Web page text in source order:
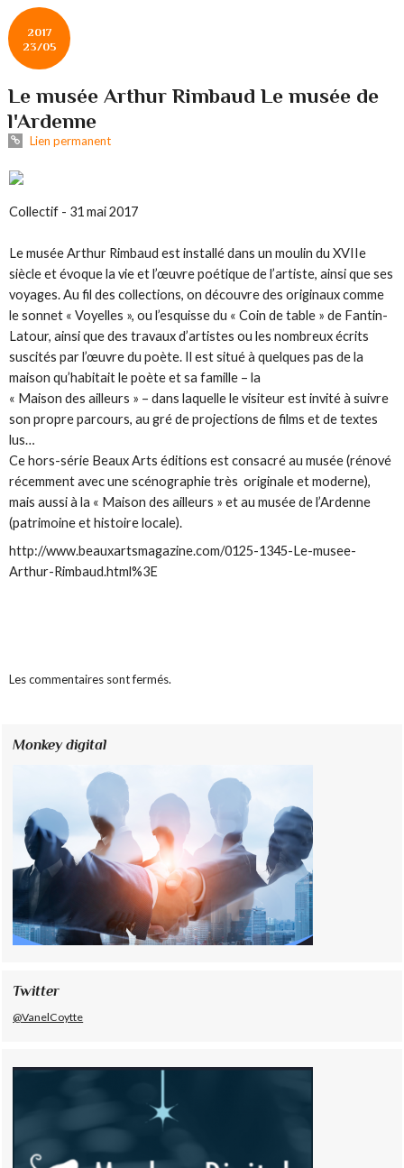
2017
23/05
Le musée Arthur Rimbaud Le musée de
l'Ardenne
Lien permanent
Collectif - 31 mai 2017
Le musée Arthur Rimbaud est installé dans un moulin du XVIIe
siècle et évoque la vie et l’œuvre poétique de l’artiste, ainsi que ses
voyages. Au fil des collections, on découvre des originaux comme
le sonnet « Voyelles », ou l’esquisse du « Coin de table » de Fantin-
Latour, ainsi que des travaux d’artistes ou les nombreux écrits
suscités par l’œuvre du poète. Il est situé à quelques pas de la
maison qu’habitait le poète et sa famille – la
« Maison des ailleurs » – dans laquelle le visiteur est invité à suivre
son propre parcours, au gré de projections de films et de textes
lus…
Ce hors-série Beaux Arts éditions est consacré au musée (rénové
récemment avec une scénographie très originale et moderne),
mais aussi à la « Maison des ailleurs » et au musée de l’Ardenne
(patrimoine et histoire locale).
http://www.beauxartsmagazine.com/0125-1345-Le-musee-
Arthur-Rimbaud.html%3E
Les commentaires sont fermés.
Monkey digital
Twitter
@VanelCoytte